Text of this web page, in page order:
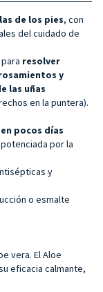
de los pies, con
del cuidado de
resolver
y
las uñas
en la puntera).
pocos días
por la
y
o esmalte
vera. El Aloe
eficacia calmante,